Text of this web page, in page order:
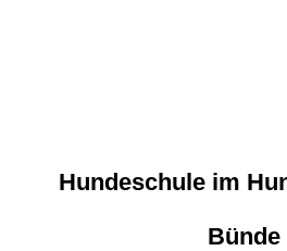
Hundeschule im
Bünde